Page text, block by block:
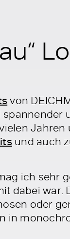
von
Jahren
und auch
ich sehr
dabei war.
oder
in